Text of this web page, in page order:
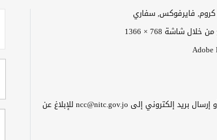
شاشة 768 × 1366
يرجى الاتصال على 065008080 أو إرسال بريد إلكتروني إلى ncc@nitc.gov.jo للإبلاغ عن